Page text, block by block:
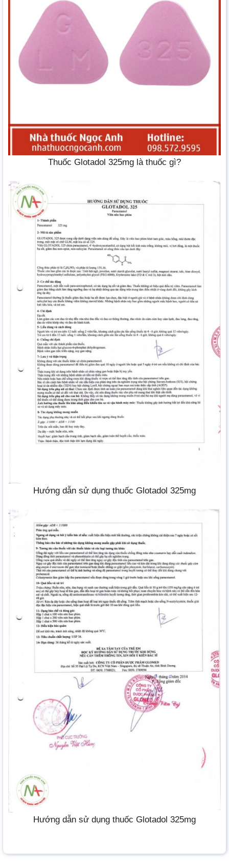
Thuốc Glotadol 325mg là thuốc gì?
Hướng dẫn sử dụng thuốc Glotadol 325mg
Hướng dẫn sử dụng thuốc Glotadol 325mg